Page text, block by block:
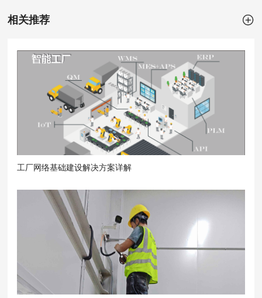
相关推荐 
工厂网络基础建设解决方案详解